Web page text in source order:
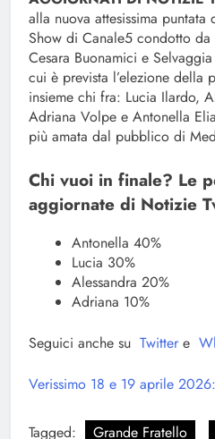
alla nuova attesissima
Show di Canale5 condotto
Cesara Buonamici e
cui è prevista l’elezione della
insieme chi fra: Lucia Ilardo,
Adriana Volpe e Antonella
più amata dal pubblico di
Chi vuoi in finale? Le
aggiornate di Notizie
Antonella 40%
Lucia 30%
Alessandra 20%
Adriana 10%
Seguici anche su Twitter e
Verissimo 18 e 19 aprile
Tagged: Grande Fratello